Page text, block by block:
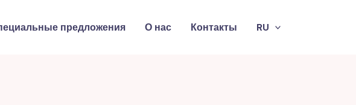
предложения О нас Контакты RU